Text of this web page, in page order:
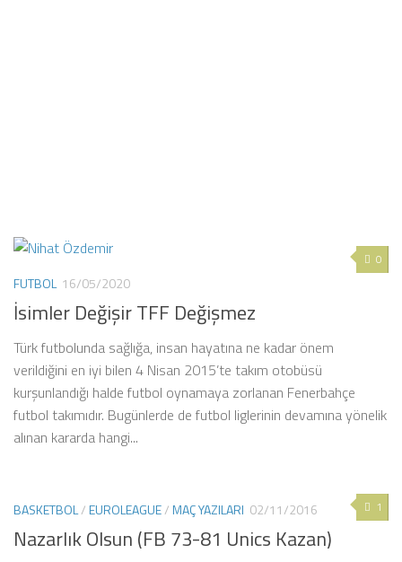
0
FUTBOL 16/05/2020
İsimler Değişir TFF Değişmez
Türk futbolunda sağlığa, insan hayatına ne kadar önem
verildiğini en iyi bilen 4 Nisan 2015’te takım otobüsü
kurşunlandığı halde futbol oynamaya zorlanan Fenerbahçe
futbol takımıdır. Bugünlerde de futbol liglerinin devamına yönelik
alınan kararda hangi...
1
BASKETBOL/EUROLEAGUE/MAÇ YAZILARI 02/11/2016
Nazarlık Olsun (FB 73-81 Unics Kazan)